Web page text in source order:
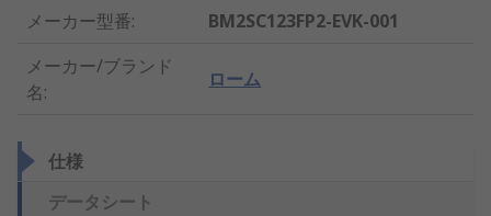
メーカー型番:
BM2SC123FP2-EVK-001
メーカー/ブランド
名:
ローム
仕様
データシート